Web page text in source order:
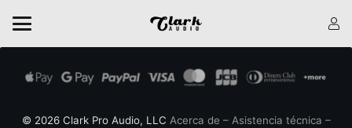
© 2026 Clark Pro Audio, LLC Acerca de – Asistencia técnica –